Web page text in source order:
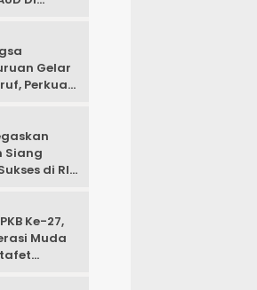
Gelar
Perkuat
Siang
di RI-
Ke-27,
Muda